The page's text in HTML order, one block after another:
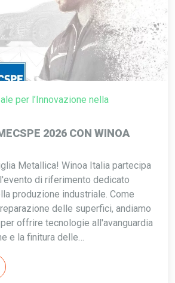
per l’Innovazione nella
2026 CON WINOA
Metallica! Winoa Italia partecipa
di riferimento dedicato
produzione industriale. Come
delle superfici, andiamo
offrire tecnologie all'avanguardia
e la finitura delle…